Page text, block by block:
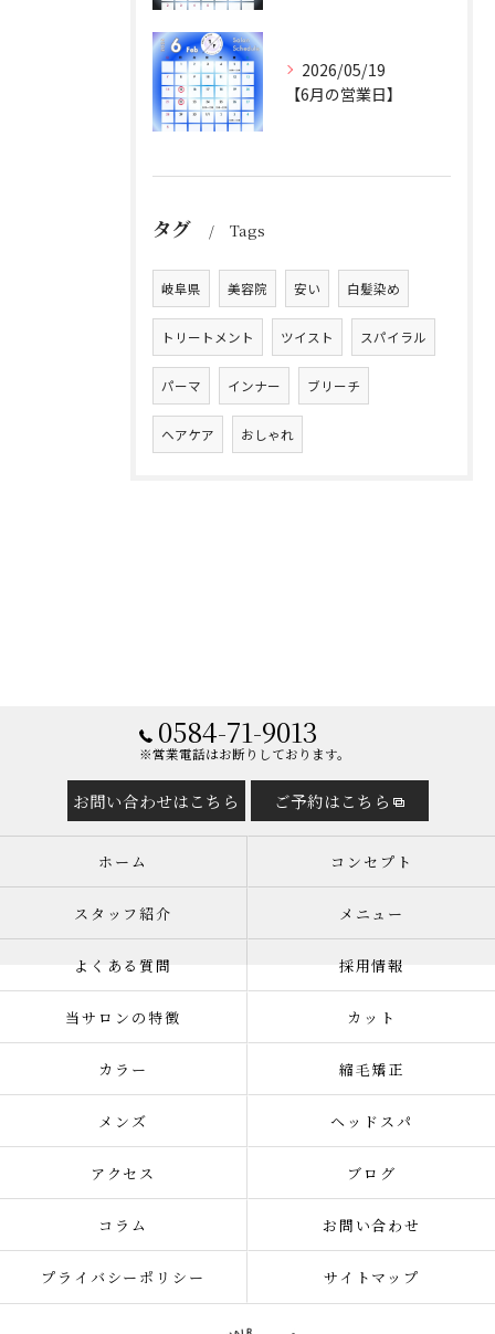
2026/05/19
【6月の営業日】
タグ Tags
岐阜県 美容院 安い 白髪染め
トリートメント ツイスト スパイラル
パーマ インナー ブリーチ
ヘアケア おしゃれ
0584-71-9013
※営業電話はお断りしております。
お問い合わせはこちら ご予約はこちら
ホーム コンセプト
スタッフ紹介 メニュー
よくある質問 採用情報
当サロンの特徴 カット
カラー 縮毛矯正
メンズ ヘッドスパ
アクセス ブログ
コラム お問い合わせ
プライバシーポリシー サイトマップ